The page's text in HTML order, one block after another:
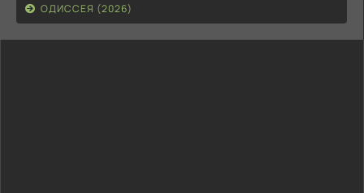
ОДИССЕЯ (2026)